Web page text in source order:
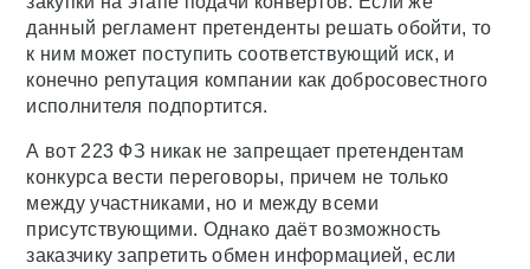
данный регламент претенденты решать обойти, то
к ним может поступить соответствующий иск, и
конечно репутация компании как добросовестного
исполнителя подпортится.
А вот 223 ФЗ никак не запрещает претендентам
конкурса вести переговоры, причем не только
между участниками, но и между всеми
присутствующими. Однако даёт возможность
заказчику запретить обмен информацией, если